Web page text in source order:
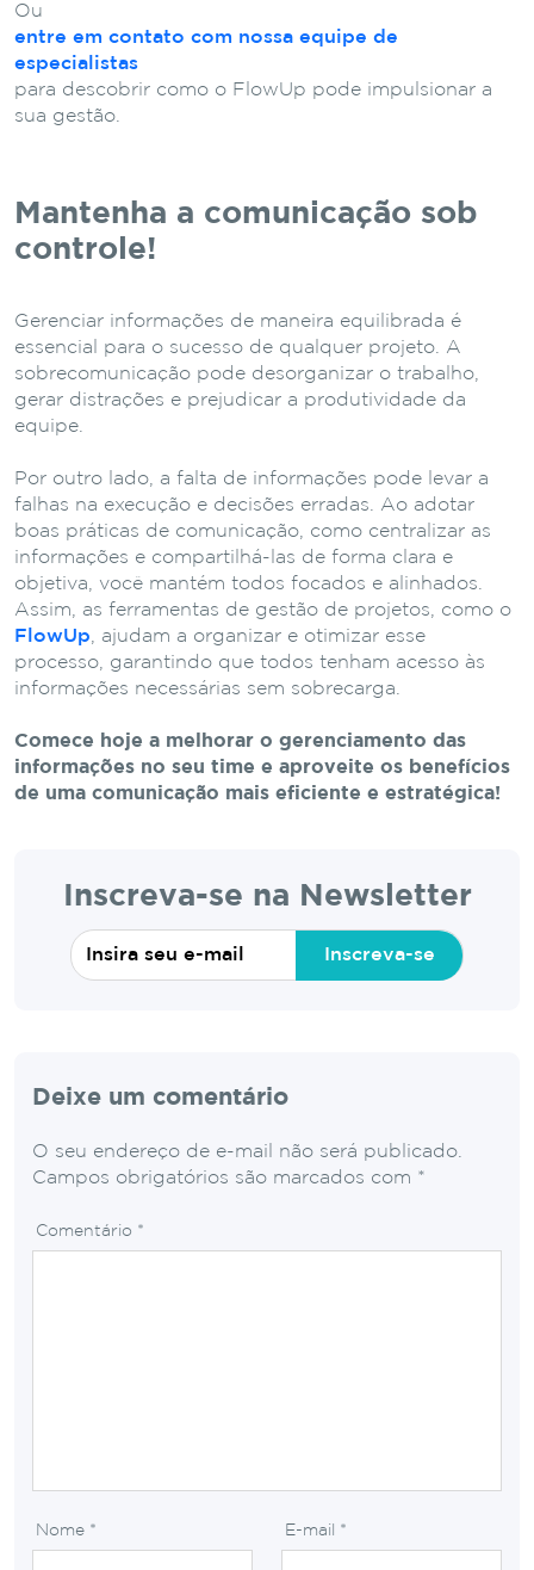
Ou
entre em contato com nossa equipe de
especialistas
para descobrir como o FlowUp pode impulsionar a
sua gestão.
Mantenha a comunicação sob
controle!
Gerenciar informações de maneira equilibrada é
essencial para o sucesso de qualquer projeto. A
sobrecomunicação pode desorganizar o trabalho,
gerar distrações e prejudicar a produtividade da
equipe.
Por outro lado, a falta de informações pode levar a
falhas na execução e decisões erradas. Ao adotar
boas práticas de comunicação, como centralizar as
informações e compartilhá-las de forma clara e
objetiva, você mantém todos focados e alinhados.
Assim, as ferramentas de gestão de projetos, como o
FlowUp , ajudam a organizar e otimizar esse
processo, garantindo que todos tenham acesso às
informações necessárias sem sobrecarga.
Comece hoje a melhorar o gerenciamento das
informações no seu time e aproveite os benefícios
de uma comunicação mais eficiente e estratégica!
Inscreva-se na Newsletter
Inscreva-se
Deixe um comentário
O seu endereço de e-mail não será publicado.
Campos obrigatórios são marcados com *
Comentário *
Nome * E-mail *